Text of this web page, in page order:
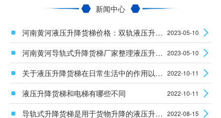
新闻中心
河南黄河液压升降货梯价格：双轨液压升降平台使用时安全性怎么样？ 2023-05-10
河南黄河导轨式升降货梯厂家整理液压升降设备电机的维护知识 2023-05-10
关于液压升降货梯在日常生活中的作用以及安装使用须知 2022-10-11
液压升降货梯和电梯有哪些不同 2022-10-11
导轨式升降货梯是用于货物升降的液压升降机械设备 2022-08-15